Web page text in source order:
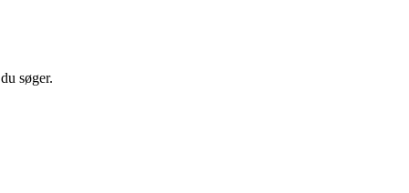
søger.